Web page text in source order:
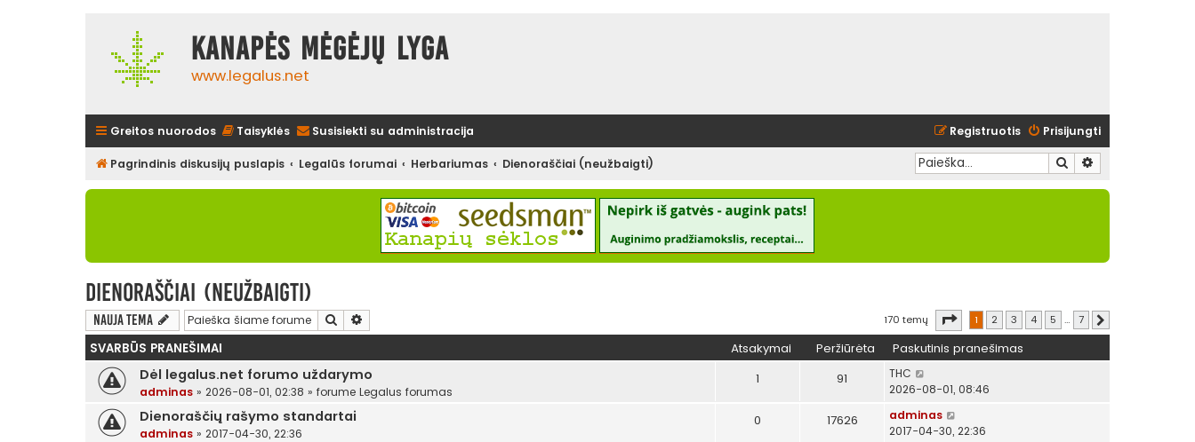
Kanapės mėgėjų lyga
www.legalus.net
Greitos nuorodos Taisyklės Susisiekti su administracija Prisijungti
Registruotis
Pagrindinis diskusijų puslapis Legalūs forumai Herbariumas Dienoraščiai (neužbaigti) Ieškoti
Dienoraščiai (neužbaigti)
Nauja tema Ieškoti 170 temų Puslapis iš
1 2 3 4 5 … 7
SVARBŪS PRANEŠIMAI Atsakymai Peržiūrėta Paskutinis pranešimas
Dėl legalus.net forumo uždarymo
adminas » 2026-08-01, 02:38 » forume Legalus forumas
1 91
THC
2026-08-01, 08:46
Dienoraščių rašymo standartai
adminas » 2017-04-30, 22:36
0 17626
adminas
2017-04-30, 22:36